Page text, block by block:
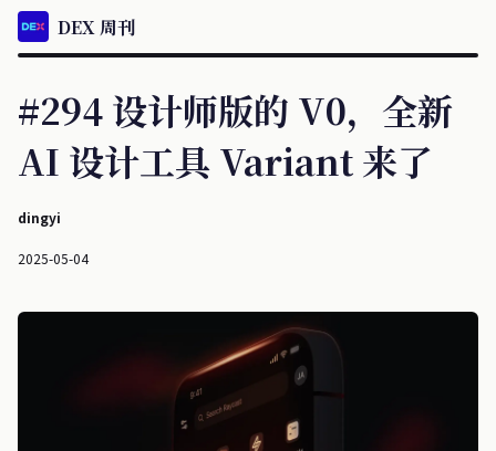
DEX 周刊
#294 设计师版的 V0，全新
AI 设计工具 Variant 来了
dingyi
2025-05-04